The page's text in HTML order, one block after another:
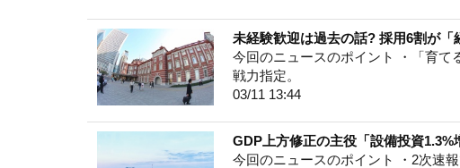
未経験歓迎は過去の話? 採用6割が「
今回のニュースのポイント ・「育て
戦力指定。
03/11 13:44
GDP上方修正の主役「設備投資
今回のニュースのポイント ・2次速